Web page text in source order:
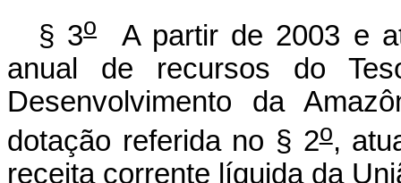
§ 3o
A partir de 2003 e
anual de recursos do
Desenvolvimento da
dotação referida no § 2o,
receita corrente líquida da